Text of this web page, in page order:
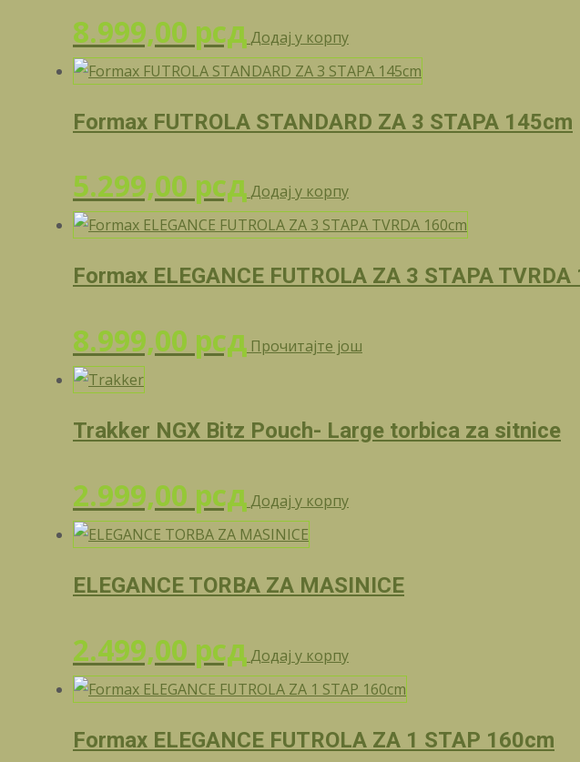
8.999,00 рсд Додај у корпу
Formax FUTROLA STANDARD ZA 3 STAPA 145cm
5.299,00 рсд Додај у корпу
Formax ELEGANCE FUTROLA ZA 3 STAPA
8.999,00 рсд Прочитајте још
Trakker NGX Bitz Pouch- Large torbica za sitnice
2.999,00 рсд Додај у корпу
ELEGANCE TORBA ZA MASINICE
2.499,00 рсд Додај у корпу
Formax ELEGANCE FUTROLA ZA 1 STAP 160cm